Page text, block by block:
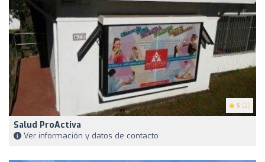
5 (2)
Salud ProActiva
Ver información y datos de contacto